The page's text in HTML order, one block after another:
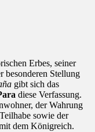
Erbes, seiner
besonderen Stellung
gibt sich das
diese Verfassung.
der Wahrung
sowie der
dem Königreich.